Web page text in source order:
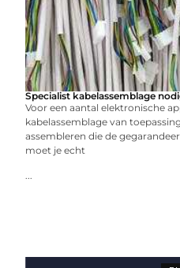
Specialist kabelassemblage
Voor een aantal elektronische
kabelassemblage van
assembleren die de
moet je echt
...